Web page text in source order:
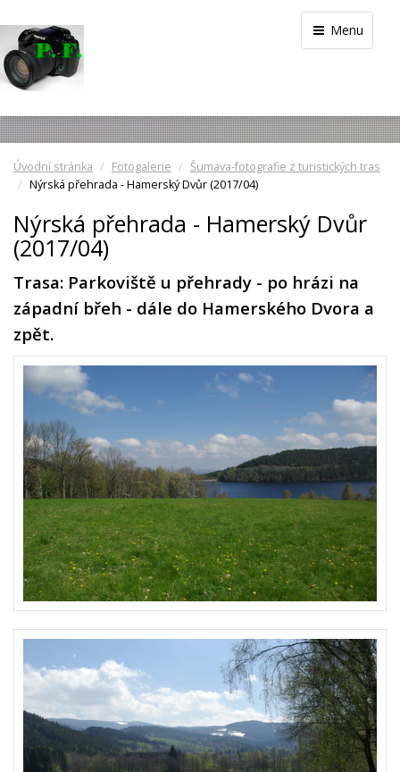
Menu
Úvodní stránka Fotogalerie
Šumava-fotografie z turistických tras
Nýrská přehrada - Hamerský Dvůr (2017/04)
Nýrská přehrada - Hamerský Dvůr
(2017/04)
Trasa: Parkoviště u přehrady - po hrázi na
západní břeh - dále do Hamerského Dvora a
zpět.